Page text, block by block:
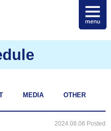
MEDIA OTHER
2024.08.06 Posted